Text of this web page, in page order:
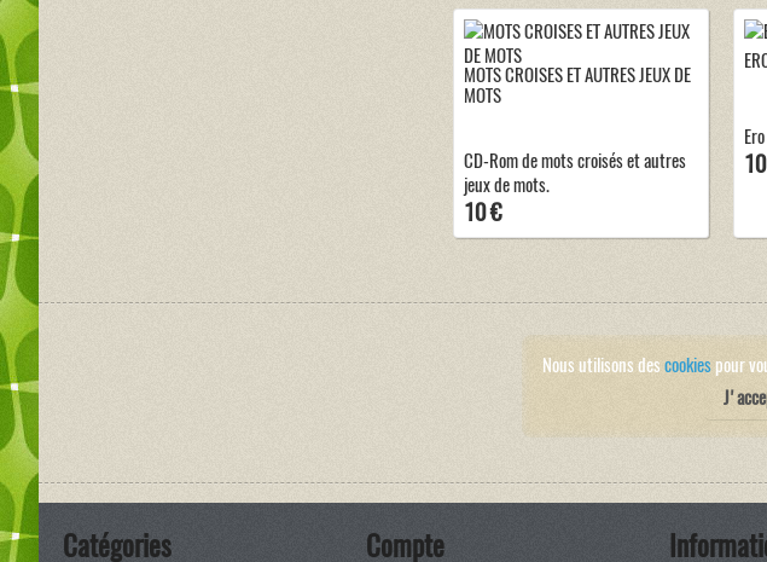
MOTS CROISES ET AUTRES JEUX DE
MOTS
CD-Rom de mots croisés et autres
jeux de mots.
10 €
Nous utilisons des cookiespour
Catégories Compte